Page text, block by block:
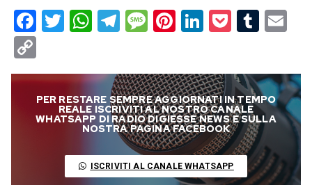
F
e
b
T
t
t
r
W
t
s
A
p
p
T
e
g
r
a
m
M
s
a
g
e
P
t
e
r
e
s
L
k
e
d
I
n
k
e
t
T
b
l
r
i
l
o
p
y
PER RESTARE SEMPRE AGGIORNATI IN TEMPO
REALE ISCRIVITI AL NOSTRO CANALE
WHATSAPP DI RADIO DIGIESSE NEWS E SULLA
NOSTRA PAGINA FACEBOOK
ISCRIVITI AL CANALE WHATSAPP